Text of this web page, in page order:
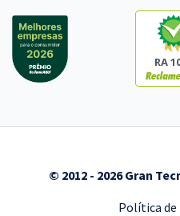
RA
© 2012 - 2026 Gran
Política de